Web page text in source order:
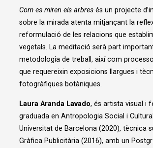
Com es miren els arbres és un projecte
sobre la mirada atenta mitjançant la
reformulació de les relacions que
vegetals. La meditació serà part
metodologia de treball, així com
que requereixin exposicions llargues i
fotogràfiques botàniques.
Laura Aranda Lavado, és artista visual i
graduada en Antropologia Social i
Universitat de Barcelona (2020), tècnica
Gràfica Publicitària (2016), amb un